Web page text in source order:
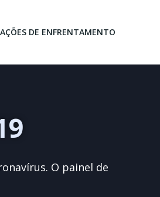
AÇÕES DE ENFRENTAMENTO
O painel de